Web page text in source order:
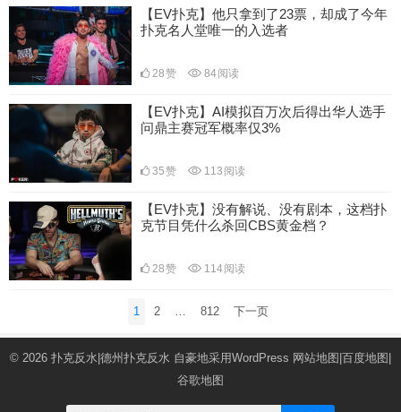
【EV扑克】他只拿到了23票，却成了今年
扑克名人堂唯一的入选者
28赞 84阅读
【EV扑克】AI模拟百万次后得出华人选手
问鼎主赛冠军概率仅3%
35赞 113 阅读
【EV扑克】没有解说、没有剧本，这档扑
克节目凭什么杀回CBS黄金档？
28赞 114阅读
1 2 812 下一页
© 2026 扑克反水|德州扑克反水 自豪地采用WordPress 网站地图 百度地图
谷歌地图